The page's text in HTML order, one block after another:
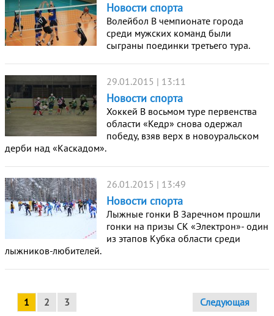
Новости спорта
Волейбол В чемпионате города
среди мужских команд были
сыграны поединки третьего тура.
29.01.2015 | 13:11
Новости спорта
Хоккей В восьмом туре первенства
области «Кедр» снова одержал
победу, взяв верх в новоуральском
дерби над «Каскадом».
26.01.2015 | 13:49
Новости спорта
Лыжные гонки В Заречном прошли
гонки на призы СК «Электрон»- один
из этапов Кубка области среди
лыжников-любителей.
1 2 3 Следующая